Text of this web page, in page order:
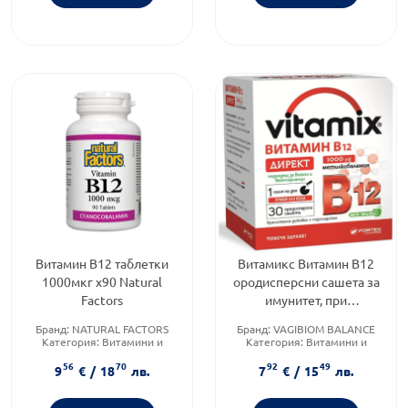
Витамин В12 таблетки
1000мкг х90 Natural
Factors
Бранд: NATURAL FACTORS
Категория: Витамини и
Форма на продукта: таблетки
956 € / 1870 лв.
Витамикс Витамин В12
ородисперсни сашета за
имунитет, при
Fortex
Бранд: VAGIBIOM BALANCE
Категория: Витамини и
Форма на продукта:саше
792 € / 1549 лв.